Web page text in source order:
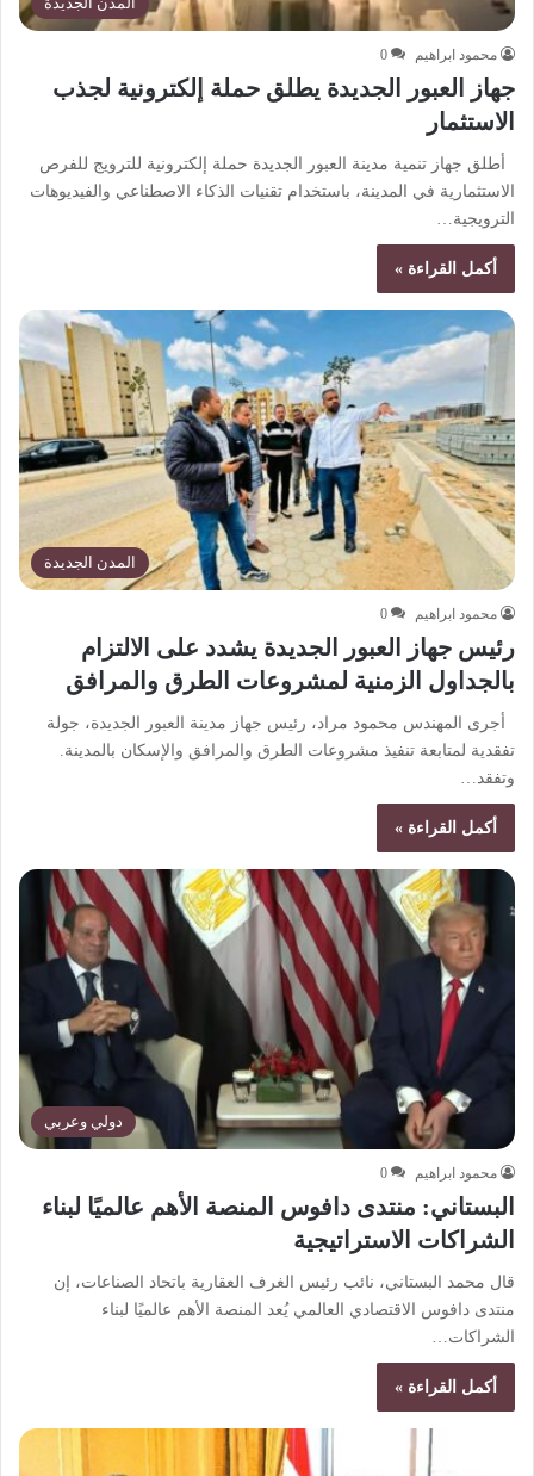
محمود ابراهيم 0
جهاز العبور الجديدة يطلق حملة إلكترونية لجذب
الاستثمار
أطلق جهاز تنمية مدينة العبور الجديدة حملة إلكترونية للترويج للفرص
الاستثمارية في المدينة، باستخدام تقنيات الذكاء الاصطناعي والفيديوهات
الترويجية…
أكمل القراءة »
المدن الجديدة
محمود ابراهيم 0
رئيس جهاز العبور الجديدة يشدد على الالتزام
بالجداول الزمنية لمشروعات الطرق والمرافق
أجرى المهندس محمود مراد، رئيس جهاز مدينة العبور الجديدة، جولة
تفقدية لمتابعة تنفيذ مشروعات الطرق والمرافق والإسكان بالمدينة.
وتفقد…
أكمل القراءة »
دولي وعربي
محمود ابراهيم 0
البستاني: منتدى دافوس المنصة الأهم عالميًا لبناء
الشراكات الاستراتيجية
قال محمد البستاني، نائب رئيس الغرف العقارية باتحاد الصناعات، إن
منتدى دافوس الاقتصادي العالمي يُعد المنصة الأهم عالميًا لبناء
الشراكات…
أكمل القراءة »